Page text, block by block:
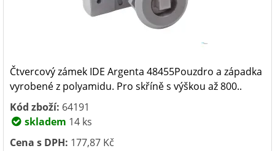
Čtvercový zámek IDE Argenta 48455Pouzdro a západka
vyrobené z polyamidu. Pro skříně s výškou až 800..
Kód zboží: 64191
skladem 14 ks
Cena s DPH: 177,87 Kč